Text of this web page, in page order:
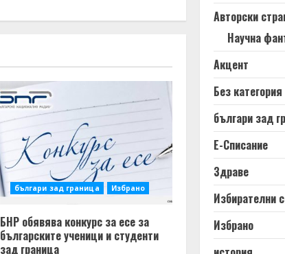
българи зад граница Избрано
БНР обявява конкурс за есе за
българските ученици и студенти
зад граница
Авторски
Научна
Акцент
Без категория
българи зад
Е-Списание
Здраве
Избирателни
Избрано